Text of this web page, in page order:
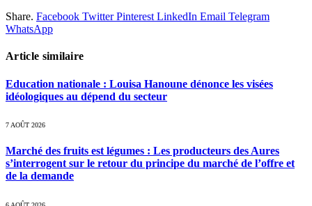
Share. Facebook Twitter Pinterest LinkedIn Email Telegram
WhatsApp
Article similaire
Education nationale : Louisa Hanoune dénonce les visées
idéologiques au dépend du secteur
7 AOÛT 2026
Marché des fruits est légumes : Les producteurs des Aures
s’interrogent sur le retour du principe du marché de l’offre et
de la demande